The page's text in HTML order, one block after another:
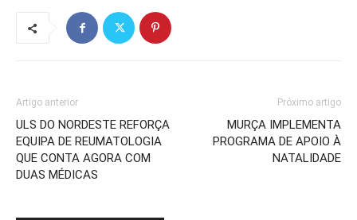
Artigo anterior
ULS DO NORDESTE REFORÇA
EQUIPA DE REUMATOLOGIA
QUE CONTA AGORA COM
DUAS MÉDICAS
Próximo artigo
MURÇA IMPLEMENTA
PROGRAMA DE APOIO À
NATALIDADE